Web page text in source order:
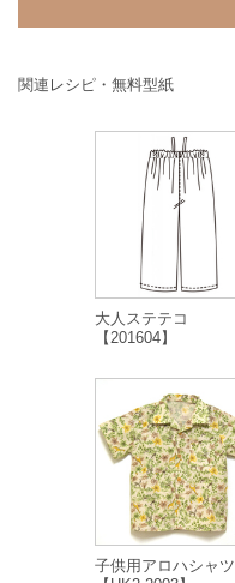
関連レシピ・無料型紙
大人ステテコ
【201604】
子供用アロハシャツ